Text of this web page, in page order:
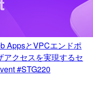
AppsとVPCエンドポ
アクセスを実現するセ
#STG220